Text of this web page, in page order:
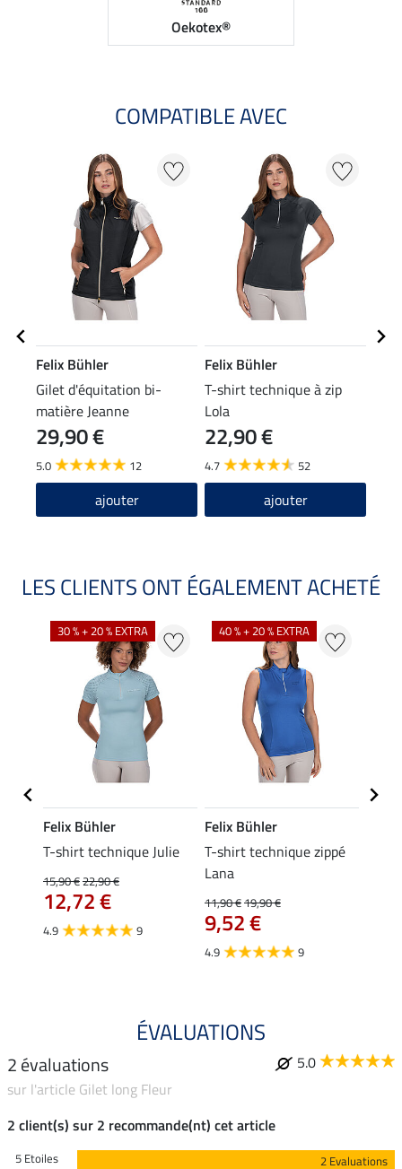
Oekotex®
COMPATIBLE AVEC
Felix Bühler
Gilet d'équitation bi-
matière Jeanne
29,90 €
5.0 12
ajouter
Felix Bühler
T-shirt technique à zip
Lola
22,90 €
4.7 52
ajouter
LES CLIENTS ONT ÉGALEMENT ACHETÉ
30 % + 20 % EXTRA
Felix Bühler
T-shirt technique Julie
15,90 €22,90 €
12,72 €
4.9 9
40 % + 20 % EXTRA
Felix Bühler
T-shirt technique zippé
Lana
11,90 €19,90 €
9,52 €
4.9 9
ÉVALUATIONS
2 évaluations
5.0
sur l'article Gilet long Fleur
2 client(s) sur 2 recommande(nt) cet article
5 Etoiles
2 Evaluations